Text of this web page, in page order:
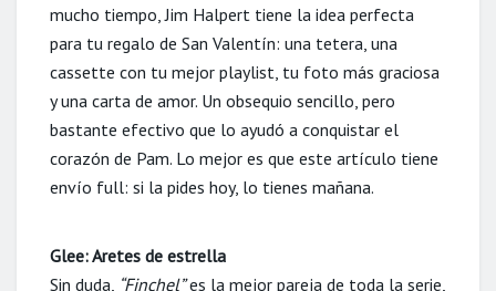
mucho tiempo, Jim Halpert tiene la idea perfecta
para tu regalo de San Valentín: una tetera, una
cassette con tu mejor playlist, tu foto más graciosa
y una carta de amor. Un obsequio sencillo, pero
bastante efectivo que lo ayudó a conquistar el
corazón de Pam. Lo mejor es que este artículo tiene
envío full: si la pides hoy, lo tienes mañana.
Glee: Aretes de estrella
Sin duda, “Finchel”es la mejor pareja de toda la serie,